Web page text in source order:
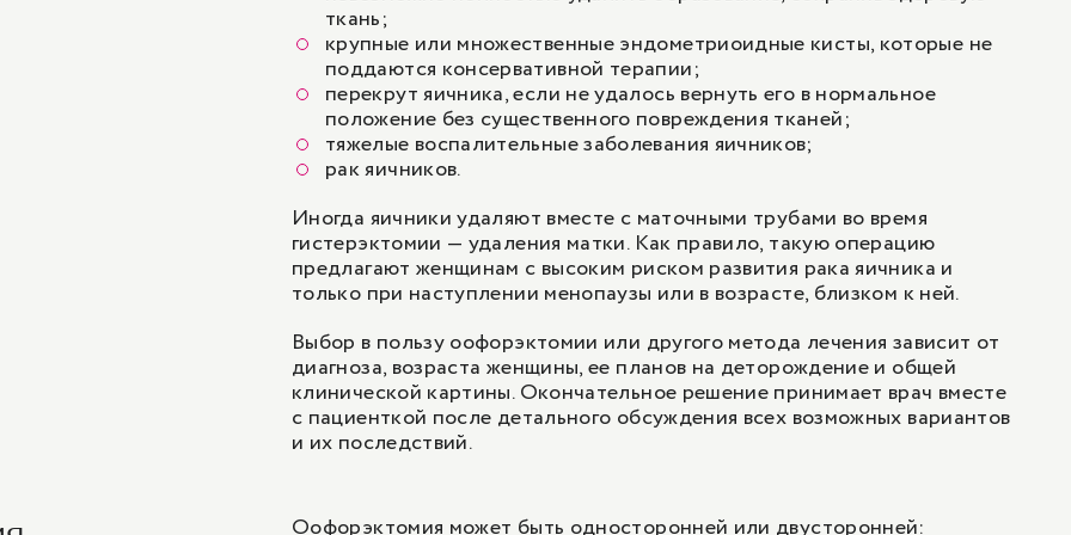
ткань;
крупные или множественные эндометриоидные кисты, которые не
поддаются консервативной терапии;
перекрут яичника, если не удалось вернуть его в нормальное
положение без существенного повреждения тканей;
тяжелые воспалительные заболевания яичников;
рак яичников.
Иногда яичники удаляют вместе с маточными трубами во время
гистерэктомии — удаления матки. Как правило, такую операцию
предлагают женщинам с высоким риском развития рака яичника и
только при наступлении менопаузы или в возрасте, близком к ней.
Выбор в пользу оофорэктомии или другого метода лечения зависит от
диагноза, возраста женщины, ее планов на деторождение и общей
клинической картины. Окончательное решение принимает врач вместе
с пациенткой после детального обсуждения всех возможных вариантов
и их последствий.
Оофорэктомия может быть односторонней или двусторонней: